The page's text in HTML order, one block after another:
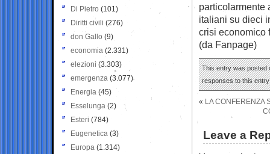
particolarmente
italiani su dieci
crisi economico
(da Fanpage)
This entry was posted
responses to this
« LA CONFERENZA
Leave a
Di Pietro (101)
Diritti civili (276)
don Gallo (9)
economia (2.331)
elezioni (3.303)
emergenza (3.077)
Energia (45)
Esselunga (2)
Esteri (784)
Eugenetica (3)
Europa (1.314)